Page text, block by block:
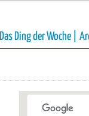
Das Ding der Woche |